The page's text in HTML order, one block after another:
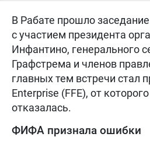
В Рабате прошло
с участием президента
Инфантино, генерального
Графстрема и членов
главных тем встречи стал
Enterprise (FFE), от
отказалась.
ФИФА признала ошибки